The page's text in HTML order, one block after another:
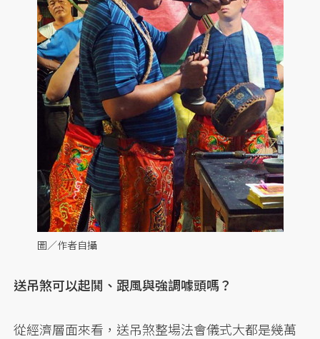
圖／作者自攝
送吊煞可以起鬨、跟風與強調噱頭嗎？
從經濟層面來看，送吊煞整場法會儀式大都是幾萬